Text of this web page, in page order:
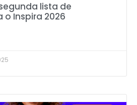
lista de
Inspira 2026